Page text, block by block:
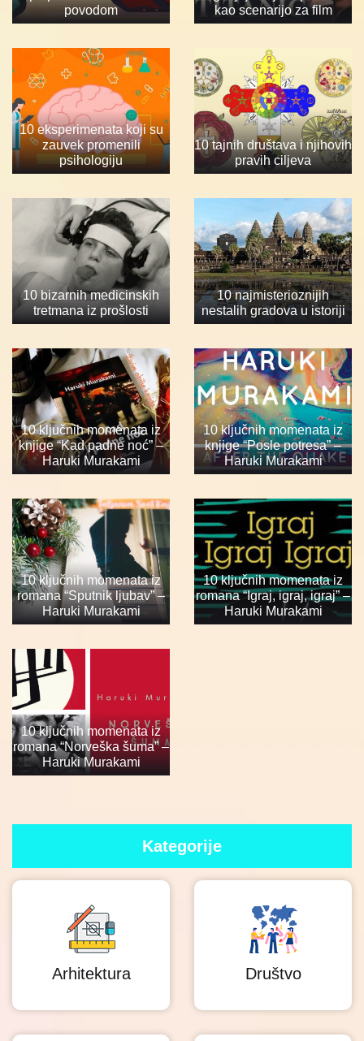
Kategorije
Arhitektura Društvo
povodom
kao scenarijo za film
10 eksperimenata koji su
zauvek promenili
psihologiju
10 tajnih društava i njihovih
pravih ciljeva
10 bizarnih medicinskih
tretmana iz prošlosti
10 najmisterioznijih
nestalih gradova u istoriji
10 ključnih momenata iz
knjige “Kad padne noć” –
Haruki Murakami
10 ključnih momenata iz
knjige “Posle potresa” –
Haruki Murakami
10 ključnih momenata iz
romana “Sputnik ljubav” –
Haruki Murakami
10 ključnih momenata iz
romana “Igraj, igraj, igraj” –
Haruki Murakami
10 ključnih momenata iz
romana “Norveška šuma” –
Haruki Murakami